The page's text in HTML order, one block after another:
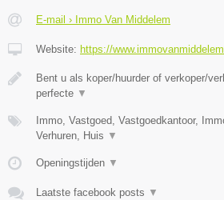
E-mail › Immo Van Middelem
Website: https://
Bent u als koper/huurder of verkoper/
perfecte ▼
Immo, Vastgoed, Vastgoedkantoor,
Verhuren, Huis ▼
Openingstijden ▼
Laatste facebook posts ▼